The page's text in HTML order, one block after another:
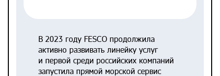
В 2023 году FESCO продолжила
активно развивать линейку услуг
и первой среди российских компаний
запустила прямой морской сервис